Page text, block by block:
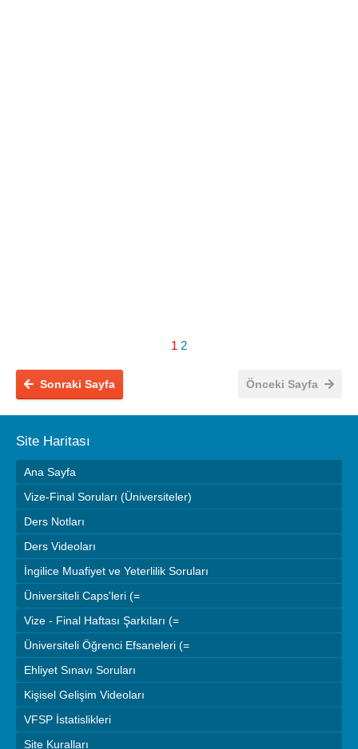
1 2
Önceki Sayfa
Sonraki Sayfa
Site Haritası
Ana Sayfa
Vize-Final Soruları (Üniversiteler)
Ders Notları
Ders Videoları
İngilice Muafiyet ve Yeterlilik Soruları
Üniversiteli Caps'leri (=
Vize - Final Haftası Şarkıları (=
Üniversiteli Öğrenci Efsaneleri (=
Ehliyet Sınavı Soruları
Kişisel Gelişim Videoları
VFSP İstatislikleri
Site Kuralları